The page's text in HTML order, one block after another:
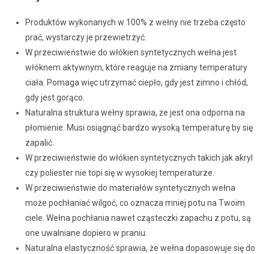
Produktów wykonanych w 100% z wełny nie trzeba często
prać, wystarczy je przewietrzyć.
W przeciwieństwie do włókien syntetycznych wełna jest
włóknem aktywnym, które reaguje na zmiany temperatury
ciała. Pomaga więc utrzymać ciepło, gdy jest zimno i chłód,
gdy jest gorąco.
Naturalna struktura wełny sprawia, że jest ona odporna na
płomienie. Musi osiągnąć bardzo wysoką temperaturę by się
zapalić.
W przeciwieństwie do włókien syntetycznych takich jak akryl
czy poliester nie topi się w wysokiej temperaturze.
W przeciwieństwie do materiałów syntetycznych wełna
może pochłaniać wilgoć, co oznacza mniej potu na Twoim
ciele. Wełna pochłania nawet cząsteczki zapachu z potu, są
one uwalniane dopiero w praniu.
Naturalna elastyczność sprawia, że wełna dopasowuje się do